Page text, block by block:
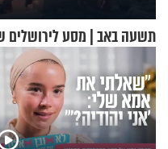
תשעה באב | מסע לירושלים